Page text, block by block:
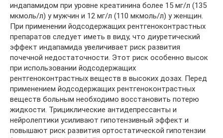
индапамидом при уровне креатинина более 15 мг/л (135
мкмоль/л) у мужчин и 12 мг/л (110 мкмоль/л) у женщин.
При применении йодсодержащих рентгеноконтрастных
препаратов следует иметь в виду, что диуретический
эффект индапамида увеличивает риск развития
почечной недостаточности. Этот риск особенно высок
при использовании йодсодержащих
рентгеноконтрастных веществ в высоких дозах. Перед
применением йодсодержащих рентгеноконтрастных
веществ больным необходимо восстановить потерю
жидкости. Трициклические антидепрессанты и
нейролептики усиливают гипотензивный эффект и
повышают риск развития ортостатической гипотензии